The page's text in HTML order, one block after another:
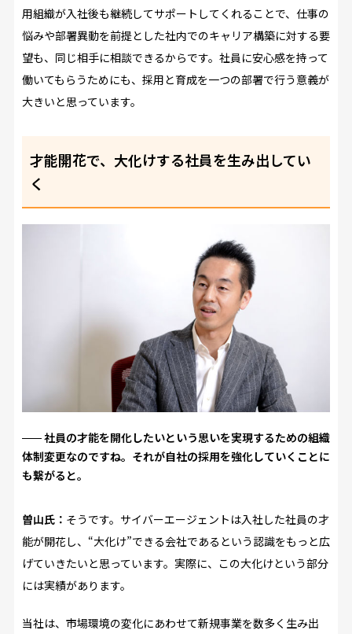
用組織が入社後も継続してサポートしてくれることで、仕事の
悩みや部署異動を前提とした社内でのキャリア構築に対する要
望も、同じ相手に相談できるからです。社員に安心感を持って
働いてもらうためにも、採用と育成を一つの部署で行う意義が
大きいと思っています。
才能開花で、大化けする社員を生み出してい
く
社員の才能を開化したいという思いを実現するための組織
体制変更なのですね。それが自社の採用を強化していくことに
も繋がると。
曽山氏： そうです。サイバーエージェントは入社した社員の才
能が開花し、“大化け”できる会社であるという認識をもっと広
げていきたいと思っています。実際に、この大化けという部分
には実績があります。
当社は、市場環境の変化にあわせて新規事業を数多く生み出